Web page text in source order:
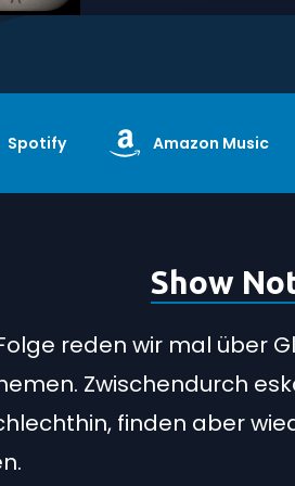
Spotify Amazon Music
Show
reden wir mal über
Zwischendurch
finden aber